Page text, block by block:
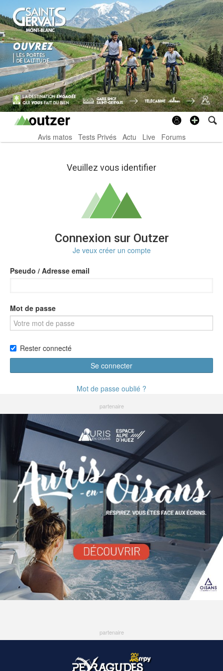
Avis matos Tests Privés Actu Live Forums
Veuillez vous identifier
Connexion sur Outzer
Je veux créer un compte
Pseudo / Adresse email
Mot de passe
Rester connecté
Se connecter
Mot de passe oublié ?